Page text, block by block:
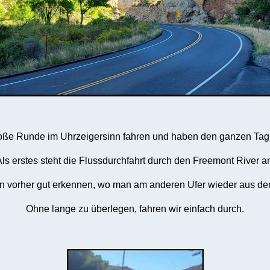
Runde im Uhrzeigersinn fahren und haben den ganzen
erstes steht die Flussdurchfahrt durch den Freemont River
vorher gut erkennen, wo man am anderen Ufer wieder aus
Ohne lange zu überlegen, fahren wir einfach durch.